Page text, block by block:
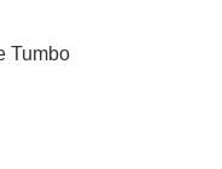
Tumbo